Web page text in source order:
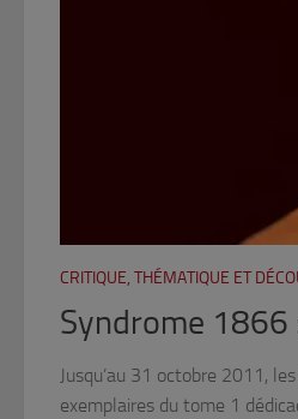
CRITIQUE, THÉMATIQUE ET
Syndrome 1866
Jusqu’au 31 octobre 2011,
exemplaires du tome 1